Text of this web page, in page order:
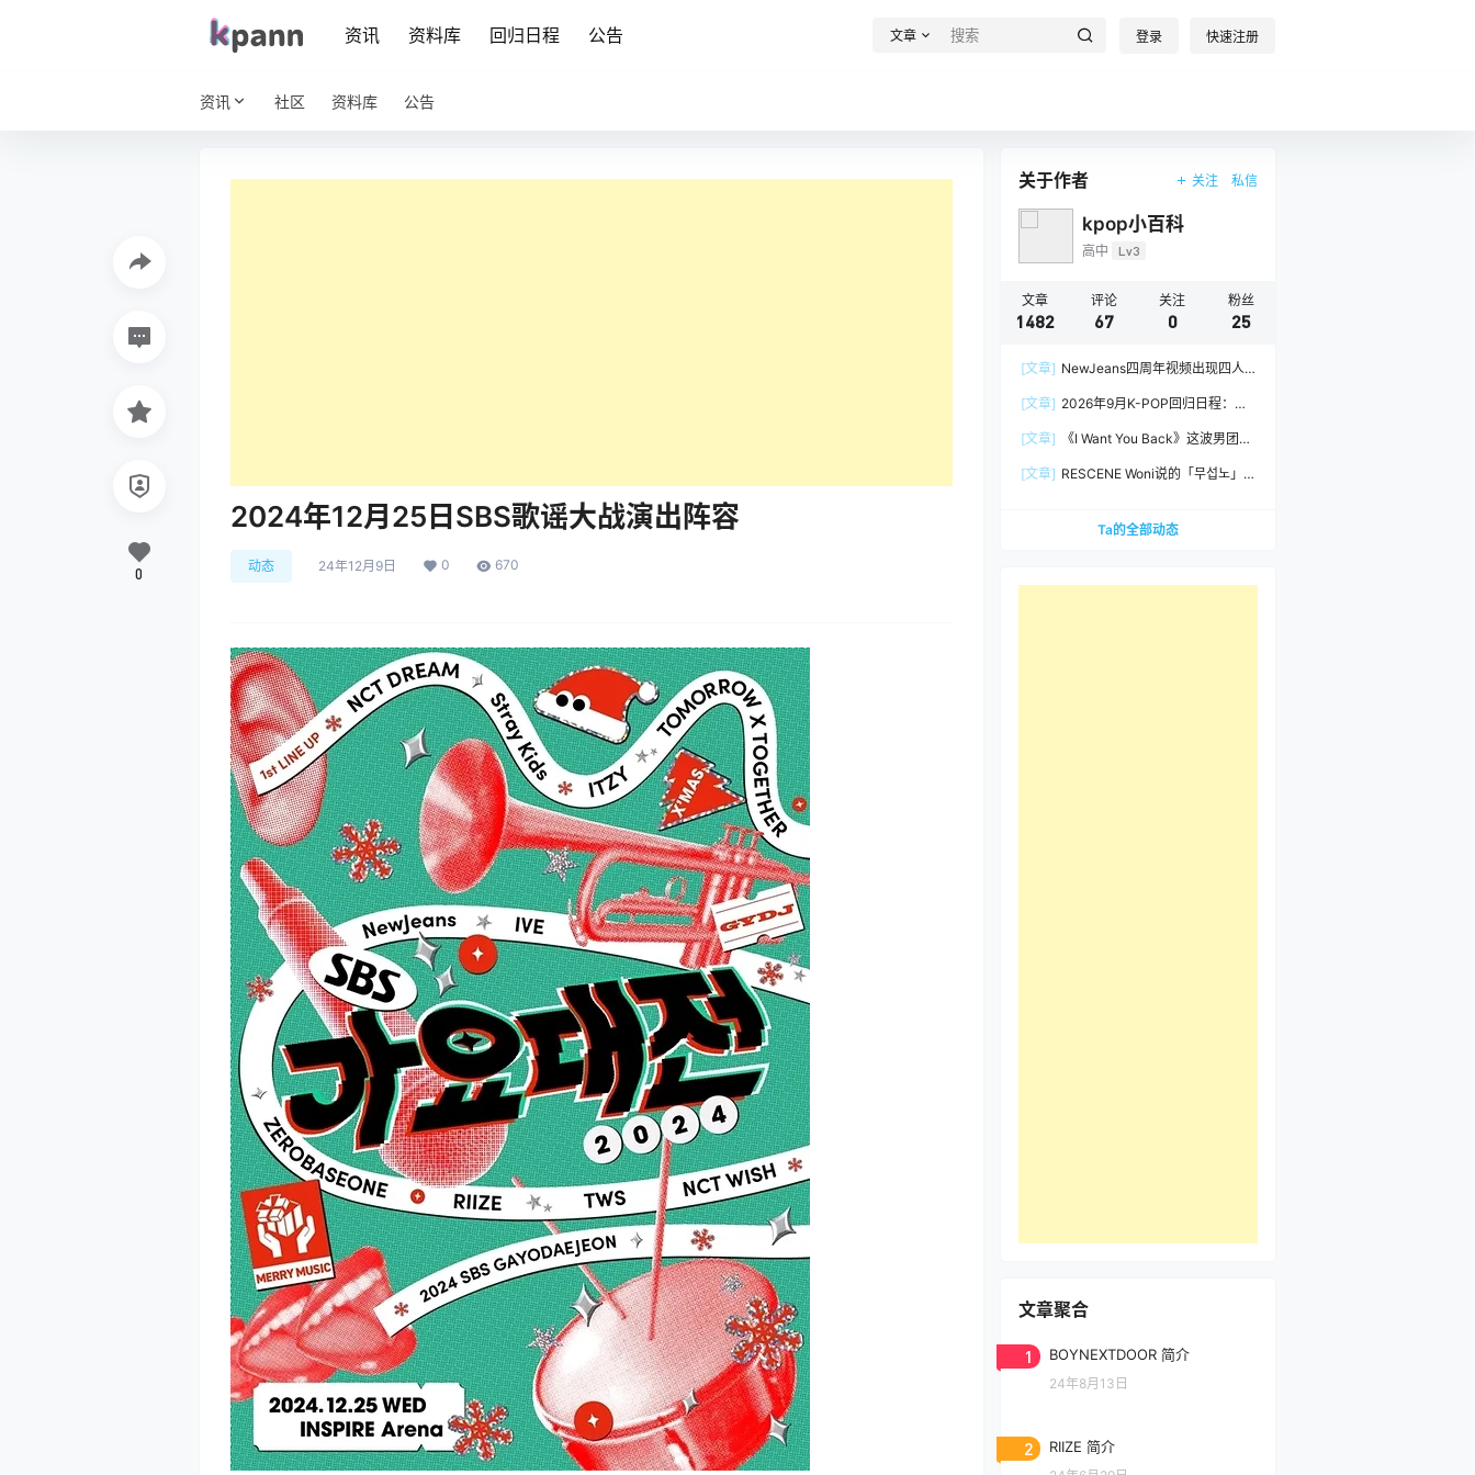
资讯 资料库 回归日程 公告 文章 登录 快速注册
资讯 社区 资料库 公告
2024年12月25日SBS歌谣大战演出阵容
动态 24年12月9日 0 670
0
关于作者 关注 私信
kpop小百科
高中 Lv3
文章
1482
评论
67
关注
0
粉丝
25
[文章] NewJeans四周年视频出现四人
[文章] 2026年9月K-POP回归日程：
[文章]
《I Want You Back》这波男团挑
[文章] RESCENE Woni说的「무섭노」
Ta的全部动态
文章聚合
1 BOYNEXTDOOR 简介
24年8月13日
2 RIIZE 简介